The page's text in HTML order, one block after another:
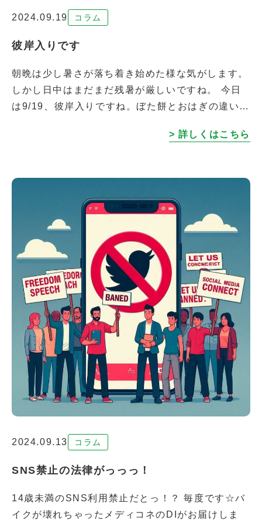
2024.09.19 コラム
彼岸入りです
朝晩は少し暑さが落ち着き始めた様な気がします。
しかし日中はまだまだ残暑が厳しいですね。 今日
は9/19、彼岸入りですね。ぼた餅とおはぎの違いっ
変わるそうです。春のお彼岸で食べ […]> 詳しくはこちら
2024.09.13 コラム
SNS禁止の法律がっっっ！
14歳未満のSNS利用禁止だとっ！？ 毎度です☆バ
イクが壊れちゃったメディコネのDIがお届けしま